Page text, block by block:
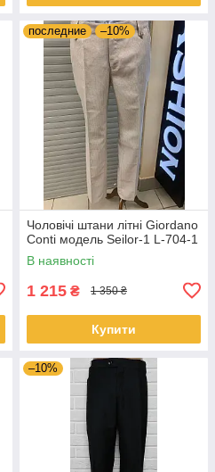
последние –10%
Чоловічі штани літні Giordano
Conti модель Seilor-1 L-704-1
В наявності
1 215 ₴ 1 350 ₴
Купити
–10%